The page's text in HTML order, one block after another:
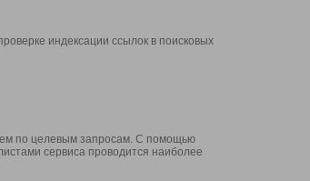
индексации ссылок в поисковых
по целевым запросам. С помощью
сервиса проводится наиболее